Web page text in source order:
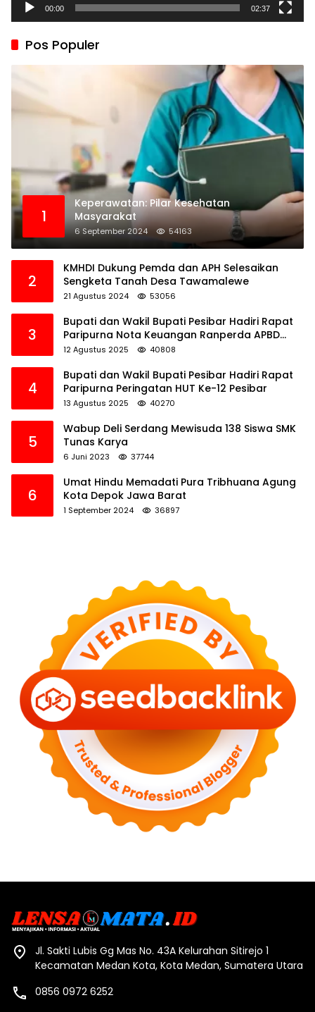
00:00 02:37
Pos Populer
1
Keperawatan: Pilar Kesehatan
Masyarakat
6 September 2024 54163
2
KMHDI Dukung Pemda dan APH Selesaikan
Sengketa Tanah Desa Tawamalewe
21 Agustus 2024 53056
3
Bupati dan Wakil Bupati Pesibar Hadiri Rapat
Paripurna Nota Keuangan Ranperda APBD
Perubahan TA 2025
12 Agustus 2025 40808
4
Bupati dan Wakil Bupati Pesibar Hadiri Rapat
Paripurna Peringatan HUT Ke-12 Pesibar
13 Agustus 2025 40270
5
Wabup Deli Serdang Mewisuda 138 Siswa SMK
Tunas Karya
6 Juni 2023 37744
6
Umat Hindu Memadati Pura Tribhuana Agung
Kota Depok Jawa Barat
1 September 2024 36897
Jl. Sakti Lubis Gg Mas No. 43A Kelurahan Sitirejo 1
Kecamatan Medan Kota, Kota Medan, Sumatera Utara
0856 0972 6252